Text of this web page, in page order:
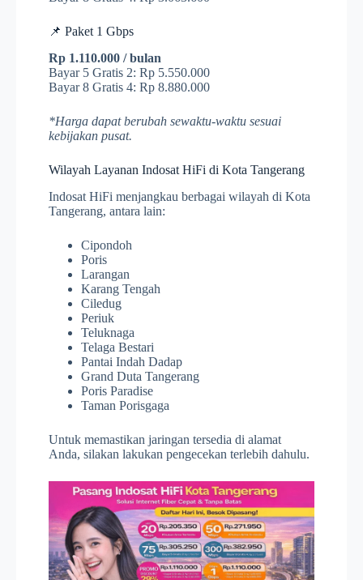
📌 Paket 1 Gbps
Rp 1.110.000 / bulan
Bayar 5 Gratis 2: Rp 5.550.000
Bayar 8 Gratis 4: Rp 8.880.000
*Harga dapat berubah sewaktu-waktu sesuai
kebijakan pusat.
Wilayah Layanan Indosat HiFi di Kota Tangerang
Indosat HiFi menjangkau berbagai wilayah di Kota
Tangerang, antara lain:
Cipondoh
Poris
Larangan
Karang Tengah
Ciledug
Periuk
Teluknaga
Telaga Bestari
Pantai Indah Dadap
Grand Duta Tangerang
Poris Paradise
Taman Porisgaga
Untuk memastikan jaringan tersedia di alamat
Anda, silakan lakukan pengecekan terlebih dahulu.